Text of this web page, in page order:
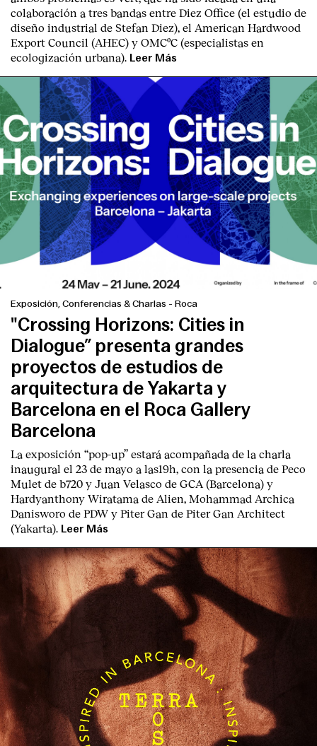
colaboración a tres bandas entre Diez Office (el estudio de
diseño industrial de Stefan Diez), el American Hardwood
Export Council (AHEC) y OMCºC (especialistas en
ecologización urbana). Leer Más
Exposición, Conferencias & Charlas - Roca
"Crossing Horizons: Cities in
Dialogue” presenta grandes
proyectos de estudios de
arquitectura de Yakarta y
Barcelona en el Roca Gallery
Barcelona
La exposición “pop-up” estará acompañada de la charla
inaugural el 23 de mayo a las19h, con la presencia de Peco
Mulet de b720 y Juan Velasco de GCA (Barcelona) y
Hardyanthony Wiratama de Alien, Mohammad Archica
Danisworo de PDW y Piter Gan de Piter Gan Architect
(Yakarta). Leer Más